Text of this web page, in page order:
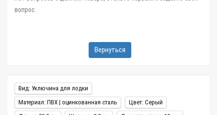
вопрос.
Вернуться
Вид: Уключина для лодки
Материал: ПВХ | оцинкованная сталь
Цвет: Серый